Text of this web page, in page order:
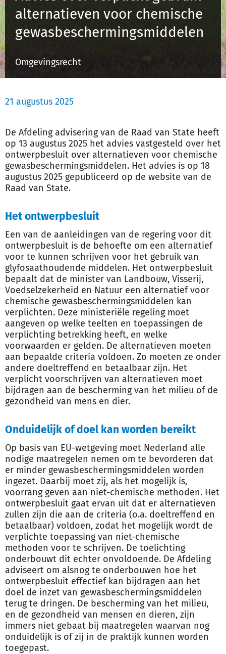
Inloggen
alternatieven voor chemische
gewasbeschermingsmiddelen
Omgevingsrecht
21 augustus 2025
De Afdeling advisering van de Raad van State heeft
op 13 augustus 2025 het advies vastgesteld over het
ontwerpbesluit over alternatieven voor chemische
gewasbeschermingsmiddelen. Het advies is op 18
augustus 2025 gepubliceerd op de website van de
Raad van State.
Het ontwerpbesluit
Een van de aanleidingen van de regering voor dit
ontwerpbesluit is de behoefte om een alternatief
voor te kunnen schrijven voor het gebruik van
glyfosaathoudende middelen. Het ontwerpbesluit
bepaalt dat de minister van Landbouw, Visserij,
Voedselzekerheid en Natuur een alternatief voor
chemische gewasbeschermingsmiddelen kan
verplichten. Deze ministeriële regeling moet
aangeven op welke teelten en toepassingen de
verplichting betrekking heeft, en welke
voorwaarden er gelden. De alternatieven moeten
aan bepaalde criteria voldoen. Zo moeten ze onder
andere doeltreffend en betaalbaar zijn. Het
verplicht voorschrijven van alternatieven moet
bijdragen aan de bescherming van het milieu of de
gezondheid van mens en dier.
Onduidelijk of doel kan worden bereikt
Op basis van EU-wetgeving moet Nederland alle
nodige maatregelen nemen om te bevorderen dat
er minder gewasbeschermingsmiddelen worden
ingezet. Daarbij moet zij, als het mogelijk is,
voorrang geven aan niet-chemische methoden. Het
ontwerpbesluit gaat ervan uit dat er alternatieven
zullen zijn die aan de criteria (o.a. doeltreffend en
betaalbaar) voldoen, zodat het mogelijk wordt de
verplichte toepassing van niet-chemische
methoden voor te schrijven. De toelichting
onderbouwt dit echter onvoldoende. De Afdeling
adviseert om alsnog te onderbouwen hoe het
ontwerpbesluit effectief kan bijdragen aan het
doel de inzet van gewasbeschermingsmiddelen
terug te dringen. De bescherming van het milieu,
en de gezondheid van mensen en dieren, zijn
immers niet gebaat bij maatregelen waarvan nog
onduidelijk is of zij in de praktijk kunnen worden
toegepast.